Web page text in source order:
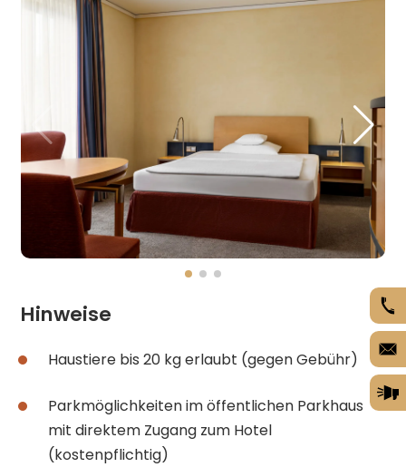
Hinweise
Haustiere bis 20 kg erlaubt (gegen Gebühr)
Parkmöglichkeiten im öffentlichen Parkhaus
mit direktem Zugang zum Hotel
(kostenpflichtig)